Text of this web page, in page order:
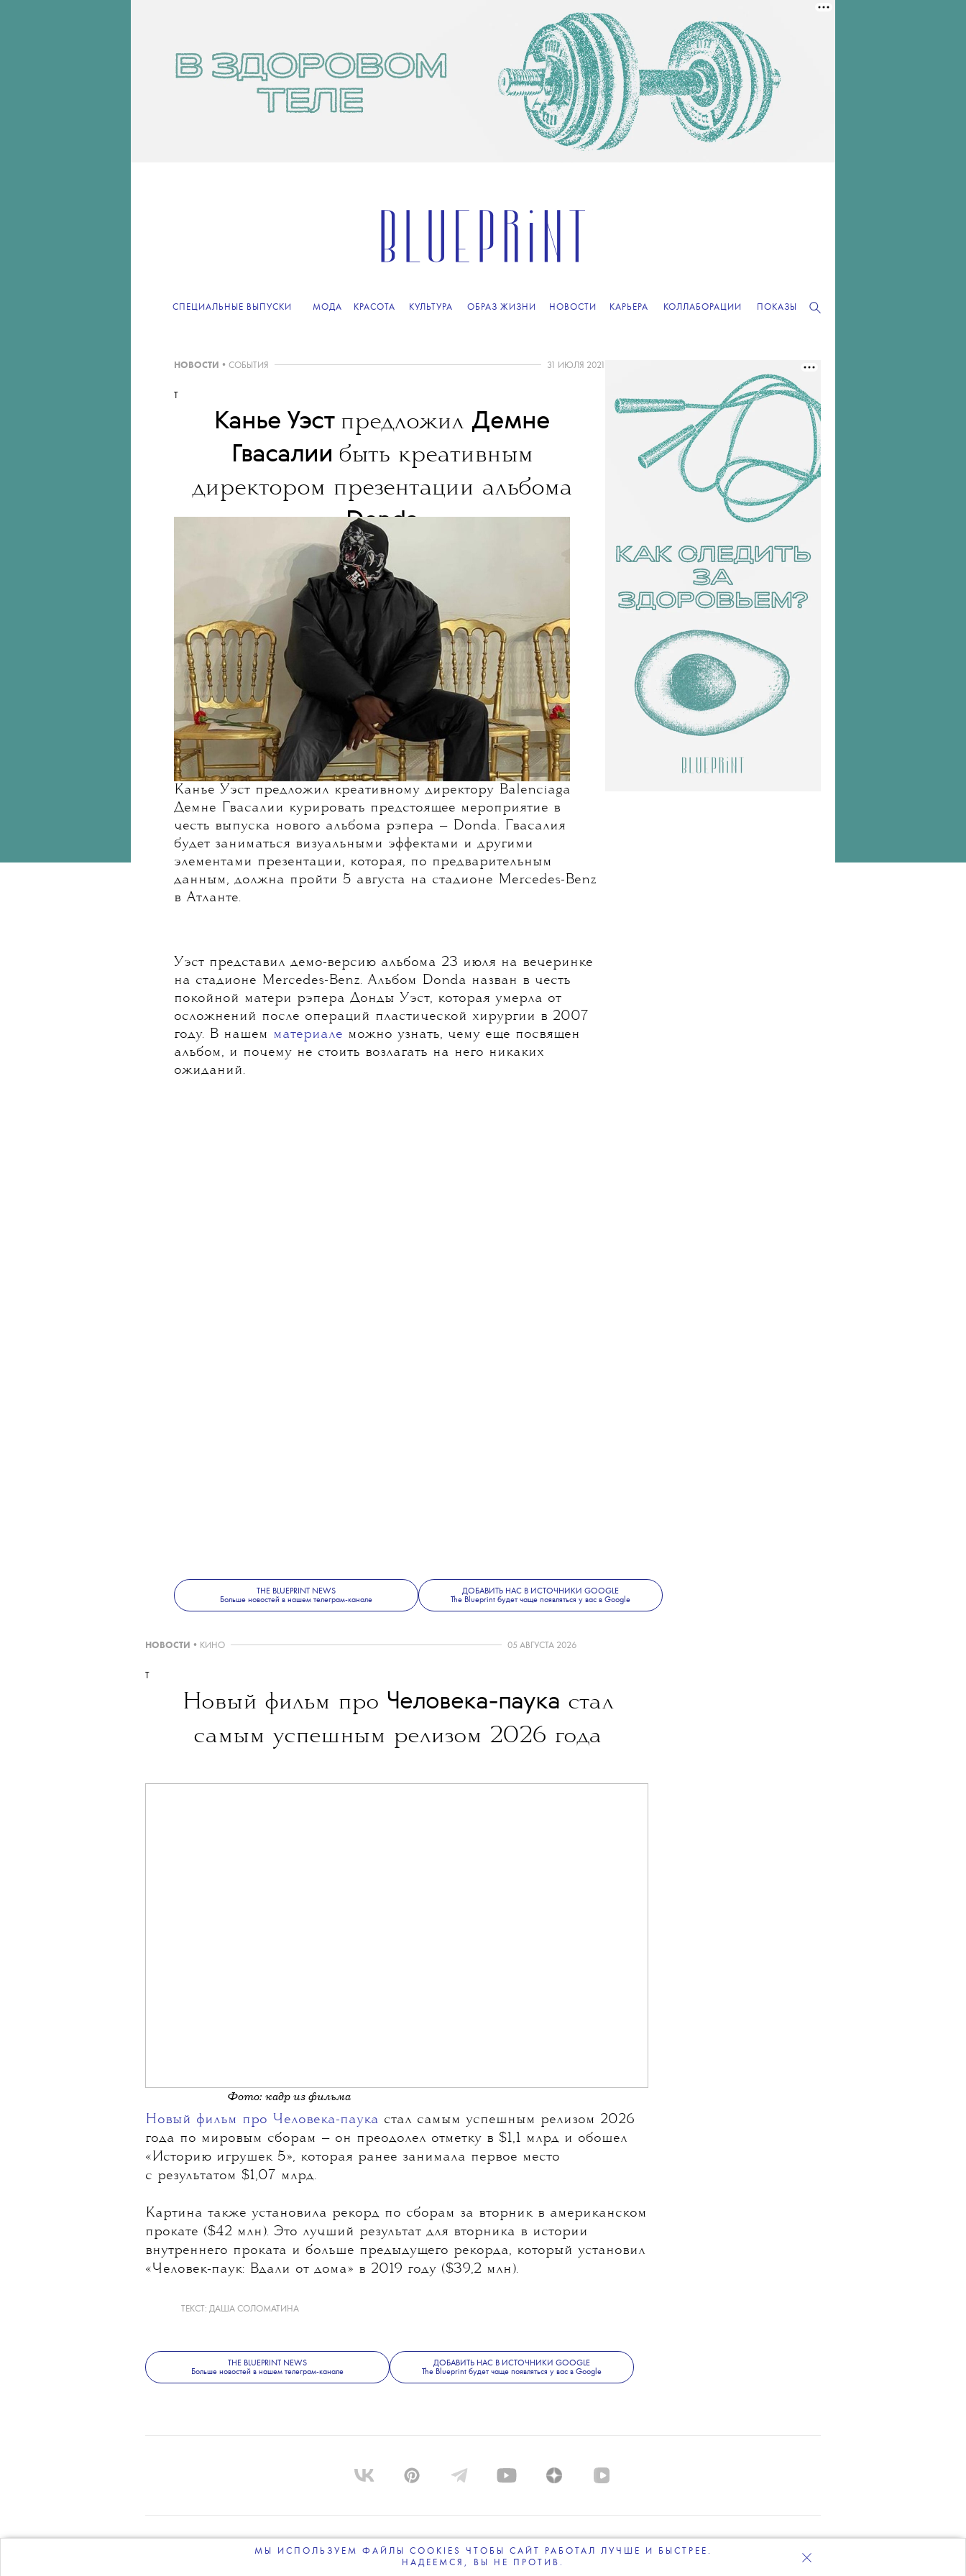
СПЕЦИАЛЬНЫЕ ВЫПУСКИ МОДА КРАСОТА КУЛЬТУРА ОБРАЗ ЖИЗНИ НОВОСТИ КАРЬЕРА КОЛЛАБОРАЦИИ ПОКАЗЫ
ПОДПИСЫВАЙТЕСЬ НА НАШУ ВЕЧЕРНЮЮ РАССЫЛКУ
НОВОСТИ • СОБЫТИЯ 31 ИЮЛЯ 2021
Канье Уэст предложил Демне
Гвасалии быть креативным
директором презентации альбома
Donda
Канье Уэст предложил креативному директору Balenciaga
Демне Гвасалии курировать предстоящее мероприятие в
честь выпуска нового альбома рэпера — Donda. Гвасалия
будет заниматься визуальными эффектами и другими
элементами презентации, которая, по предварительным
данным, должна пройти 5 августа на стадионе Mercedes-Benz
в Атланте.
Уэст представил демо-версию альбома 23 июля на вечеринке
на стадионе Mercedes-Benz. Альбом Donda назван в честь
покойной матери рэпера Донды Уэст, которая умерла от
осложнений после операций пластической хирургии в 2007
году. В нашем материале можно узнать, чему еще посвящен
альбом, и почему не стоить возлагать на него никаких
ожиданий.
THE BLUEPRINT NEWS
Больше новостей в нашем телеграм-канале
ДОБАВИТЬ НАС В ИСТОЧНИКИ GOOGLE
The Blueprint будет чаще появляться у вас в Google
НОВОСТИ • КИНО 05 АВГУСТА 2026
Новый фильм про Человека-паука стал
самым успешным релизом 2026 года
Фото: кадр из фильма
Новый фильм про Человека-паука стал самым успешным релизом 2026
года по мировым сборам — он преодолел отметку в $1,1 млрд и обошел
«Историю игрушек 5», которая ранее занимала первое место
с результатом $1,07 млрд.
Картина также установила рекорд по сборам за вторник в американском
прокате ($42 млн). Это лучший результат для вторника в истории
внутреннего проката и больше предыдущего рекорда, который установил
«Человек-паук: Вдали от дома» в 2019 году ($39,2 млн).
ТЕКСТ: ДАША СОЛОМАТИНА
THE BLUEPRINT NEWS
Больше новостей в нашем телеграм-канале
ДОБАВИТЬ НАС В ИСТОЧНИКИ GOOGLE
The Blueprint будет чаще появляться у вас в Google
О ПРОЕКТЕ КОМАНДА BLUE LAB КОНТАКТЫ РАССЫЛКА
МЫ ИСПОЛЬЗУЕМ ФАЙЛЫ COOKIES ЧТОБЫ САЙТ РАБОТАЛ ЛУЧШЕ И БЫСТРЕЕ.
НАДЕЕМСЯ, ВЫ НЕ ПРОТИВ.